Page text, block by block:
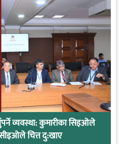
व्यवस्था: कुमारीका सिइओले
चित्त दु:खाए